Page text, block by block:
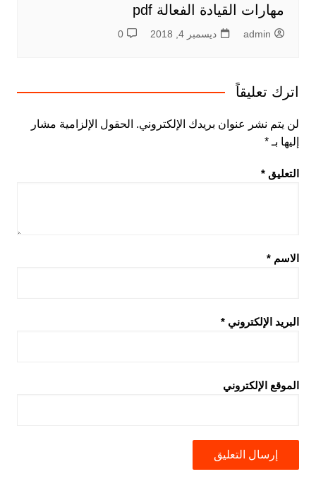
مهارات القيادة الفعالة pdf
admin ديسمبر 4, 2018 0
اترك تعليقاً
لن يتم نشر عنوان بريدك الإلكتروني. الحقول الإلزامية مشار
إليها بـ *
التعليق *
الاسم *
البريد الإلكتروني *
الموقع الإلكتروني